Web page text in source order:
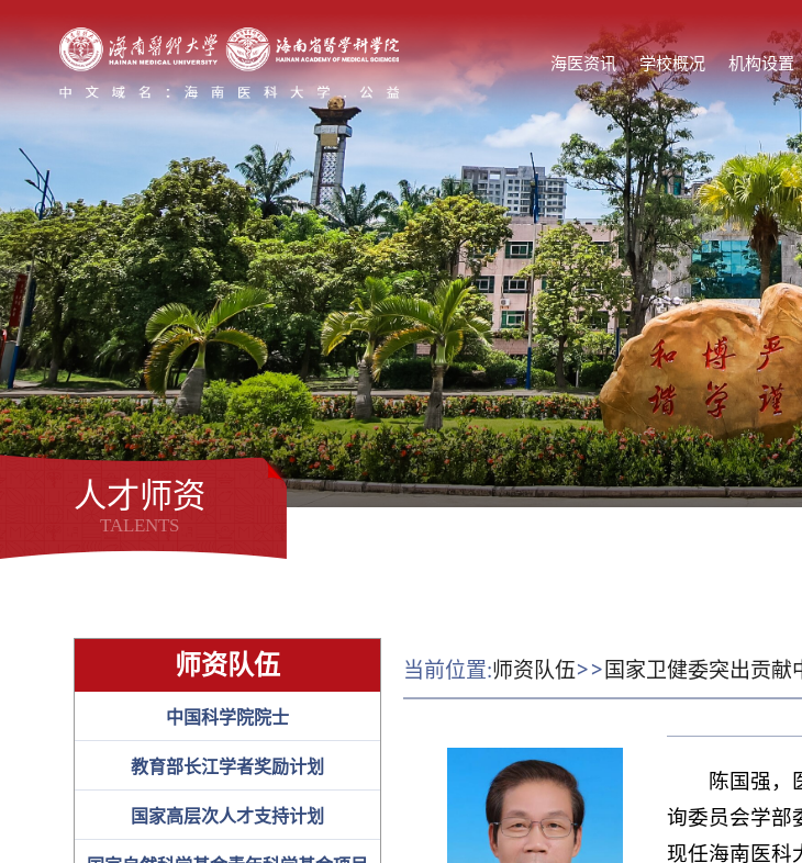
海医资讯 学校概况 机构设置
人才师资
TALENTS
师资队伍
中国科学院院士
教育部长江学者奖励计划
国家高层次人才支持计划
当前位置:师资队伍>> 国家卫健委突出贡献
陈国强，
询委员会学部
现任海南医科